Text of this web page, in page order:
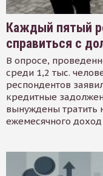
Каждый пятый
справиться с
В опросе,
среди 1,2 тыс.
респондентов
кредитные
вынуждены тратить
ежемесячного доход